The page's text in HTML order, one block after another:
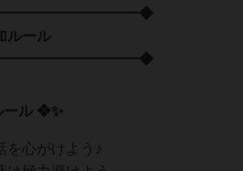
ル
ル ❖✨
心がけよう♪